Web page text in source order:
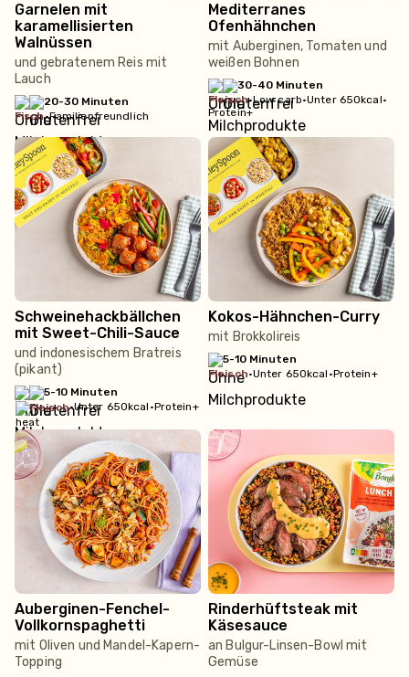
Garnelen mit
karamellisierten
Walnüssen
und gebratenem Reis mit
Lauch
20-30 Minuten
fisch•Familienfreundlich
Mediterranes
Ofenhähnchen
mit Auberginen, Tomaten und
weißen Bohnen
30-40 Minuten
fleisch•Low carb•Unter 650kcal•
Protein+
Schweinehackbällchen
mit Sweet-Chili-Sauce
und indonesischem Bratreis
(pikant)
5-10 Minuten
fleisch•Unter 650kcal •Protein+
Kokos-Hähnchen-Curry
mit Brokkolireis
5-10 Minuten
fleisch•Unter 650kcal •Protein+
Auberginen-Fenchel-
Vollkornspaghetti
mit Oliven und Mandel-Kapern-
Topping
Rinderhüftsteak mit
Käsesauce
an Bulgur-Linsen-Bowl mit
Gemüse